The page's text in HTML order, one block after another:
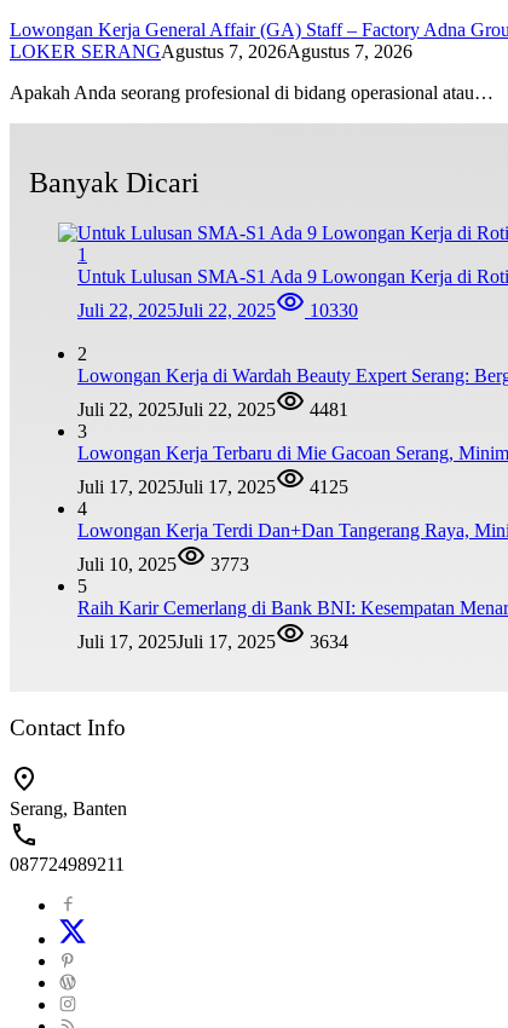
Lowongan Kerja General Affair (GA) Staff – Factory Adna
LOKER SERANGAgustus 7, 2026Agustus 7, 2026
Apakah Anda seorang profesional di bidang operasional atau…
Banyak Dicari
1
Untuk Lulusan SMA-S1 Ada 9 Lowongan Kerja di
Juli 22, 2025Juli 22, 2025 10330
2
Lowongan Kerja di Wardah Beauty Expert Serang:
Juli 22, 2025Juli 22, 2025
4481
3
Lowongan Kerja Terbaru di Mie Gacoan Serang,
Juli 17, 2025Juli 17, 2025
4125
4
Lowongan Kerja Terdi Dan+Dan Tangerang Raya,
Juli 10, 2025
3773
5
Raih Karir Cemerlang di Bank BNI: Kesempatan
Juli 17, 2025Juli 17, 2025 3634
Contact Info
Serang, Banten
087724989211